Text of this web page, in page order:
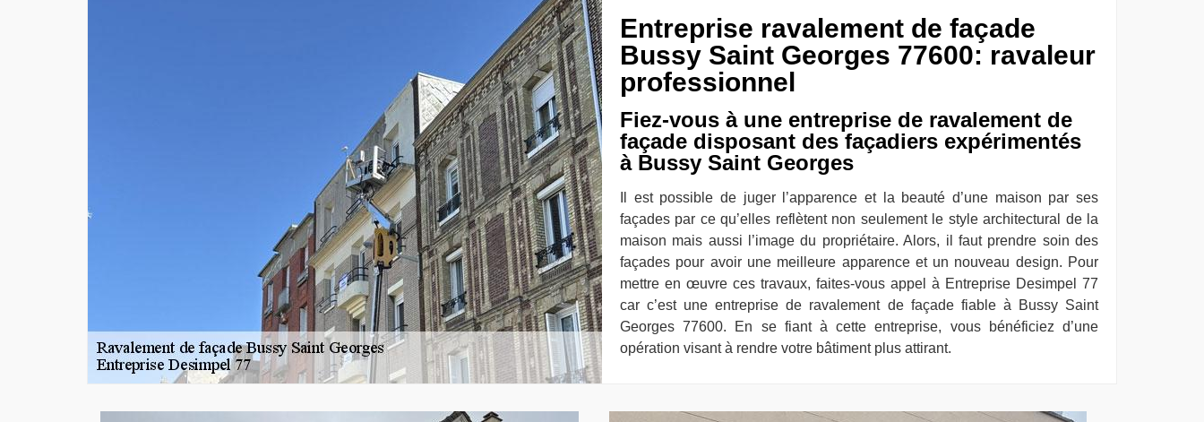
Entreprise ravalement de façade
Bussy Saint Georges 77600: ravaleur
professionnel
Fiez-vous à une entreprise de ravalement de
façade disposant des façadiers expérimentés
à Bussy Saint Georges
Il est possible de juger l’apparence et la beauté d’une maison par ses
façades par ce qu’elles reflètent non seulement le style architectural de la
maison mais aussi l’image du propriétaire. Alors, il faut prendre soin des
façades pour avoir une meilleure apparence et un nouveau design. Pour
mettre en œuvre ces travaux, faites-vous appel à Entreprise Desimpel 77
car c’est une entreprise de ravalement de façade fiable à Bussy Saint
Georges 77600. En se fiant à cette entreprise, vous bénéficiez d’une
opération visant à rendre votre bâtiment plus attirant.